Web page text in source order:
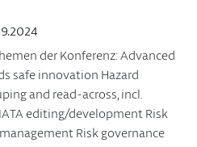
der Konferenz: Advanced
safe innovation Hazard
and read-across, incl.
editing/development Risk
Risk governance